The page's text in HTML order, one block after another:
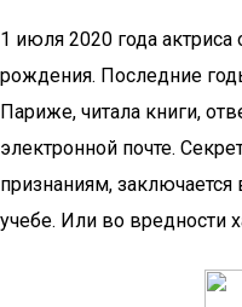
1 июля 2020 года
рождения. Последние
Париже, читала книги,
электронной почте.
признаниям,
учебе. Или во вредности